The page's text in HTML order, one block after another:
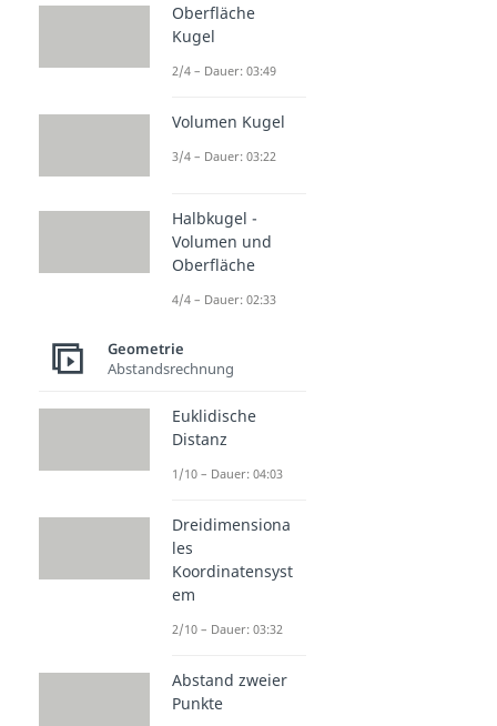
Oberfläche
Kugel
2/4 – Dauer: 03:49
Volumen Kugel
3/4 – Dauer: 03:22
Halbkugel -
Volumen und
Oberfläche
4/4 – Dauer: 02:33
Geometrie
Abstandsrechnung
Euklidische
Distanz
1/10 – Dauer: 04:03
Dreidimensiona
les
Koordinatensyst
em
2/10 – Dauer: 03:32
Abstand zweier
Punkte